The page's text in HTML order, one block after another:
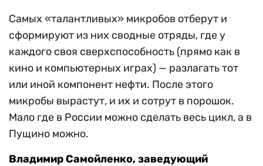
Самых «талантливых» микробов отберут и
сформируют из них сводные отряды, где у
каждого своя сверхспособность (прямо как в
кино и компьютерных играх) — разлагать тот
или иной компонент нефти. После этого
микробы вырастут, и их и сотрут в порошок.
Мало где в России можно сделать весь цикл, а в
Пущино можно.
Владимир Самойленко, заведующий